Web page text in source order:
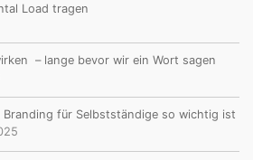
Load tragen
– lange bevor wir ein Wort sagen
Branding für Selbstständige so wichtig ist